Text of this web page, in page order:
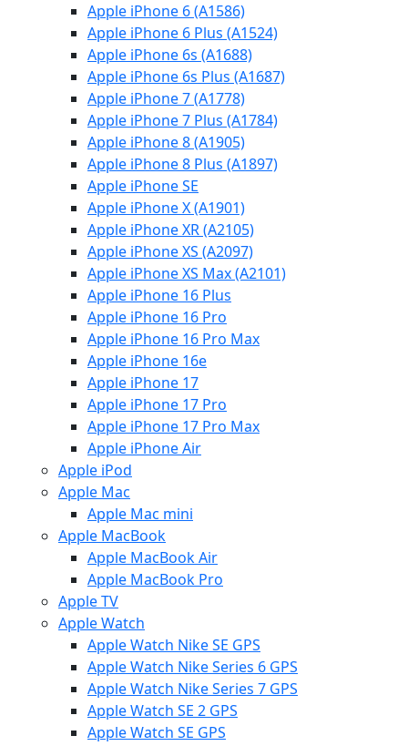
Apple iPhone 6 (A1586)
Apple iPhone 6 Plus (A1524)
Apple iPhone 6s (A1688)
Apple iPhone 6s Plus (A1687)
Apple iPhone 7 (A1778)
Apple iPhone 7 Plus (A1784)
Apple iPhone 8 (A1905)
Apple iPhone 8 Plus (A1897)
Apple iPhone SE
Apple iPhone X (A1901)
Apple iPhone XR (A2105)
Apple iPhone XS (A2097)
Apple iPhone XS Max (A2101)
Apple iPhone 16 Plus
Apple iPhone 16 Pro
Apple iPhone 16 Pro Max
Apple iPhone 16e
Apple iPhone 17
Apple iPhone 17 Pro
Apple iPhone 17 Pro Max
Apple iPhone Air
Apple iPod
Apple Mac
Apple Mac mini
Apple MacBook
Apple MacBook Air
Apple MacBook Pro
Apple TV
Apple Watch
Apple Watch Nike SE GPS
Apple Watch Nike Series 6 GPS
Apple Watch Nike Series 7 GPS
Apple Watch SE 2 GPS
Apple Watch SE GPS